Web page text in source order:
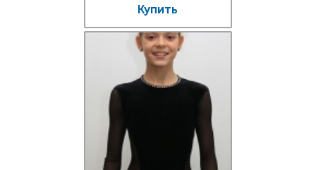
Купить